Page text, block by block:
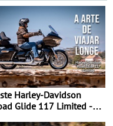
Harley-Davidson
Glide 117 Limited - A